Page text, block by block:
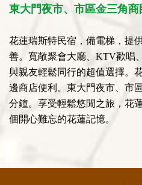
東大門夜市、市區金三角
花蓮瑞斯特民宿，備電梯，提
善。寬敞聚會大廳、KTV歡唱
與親友輕鬆同行的超值選擇。
邊商店便利。東大門夜市、市
分鐘。享受輕鬆悠閒之旅，花
個開心難忘的花蓮記憶。